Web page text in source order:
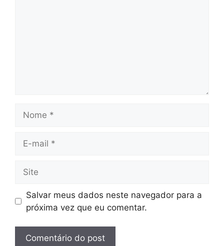
mail
Salvar meus dados neste navegador para a
próxima vez que eu comentar.